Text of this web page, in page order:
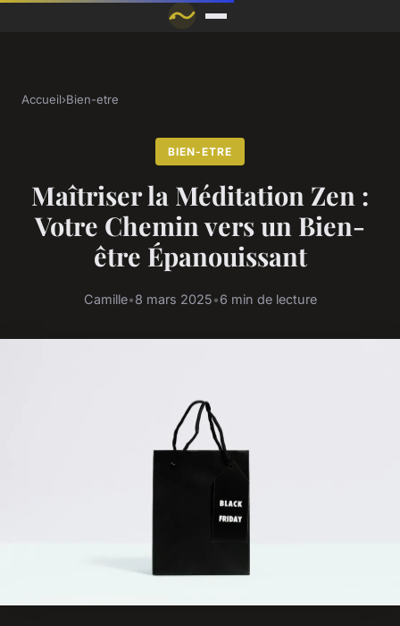
Accueil›Bien-etre
BIEN-ETRE
Maîtriser la Méditation Zen :
Votre Chemin vers un Bien-
être Épanouissant
Camille•8 mars 2025•6 min de lecture